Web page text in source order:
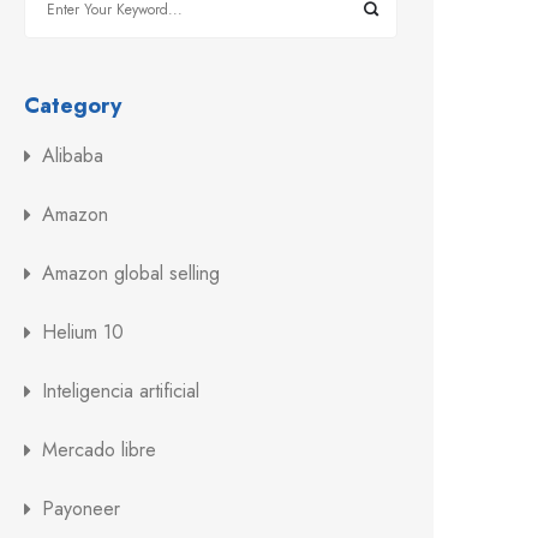
Category
Alibaba
Amazon
Amazon global selling
Helium 10
Inteligencia artificial
Mercado libre
Payoneer